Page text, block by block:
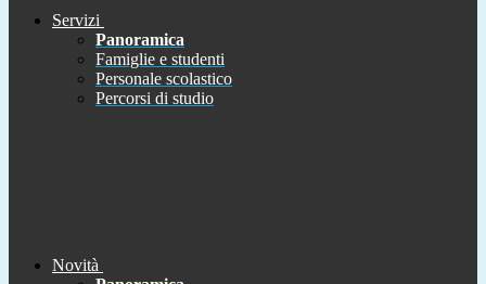
Servizi
Panoramica
Famiglie e studenti
Personale scolastico
Percorsi di studio
Novità